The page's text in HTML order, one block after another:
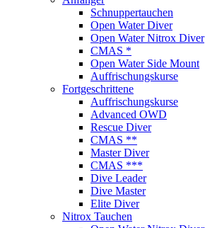
Schnuppertauchen
Open Water Diver
Open Water Nitrox Diver
CMAS *
Open Water Side Mount
Auffrischungskurse
Fortgeschrittene
Auffrischungskurse
Advanced OWD
Rescue Diver
CMAS **
Master Diver
CMAS ***
Dive Leader
Dive Master
Elite Diver
Nitrox Tauchen